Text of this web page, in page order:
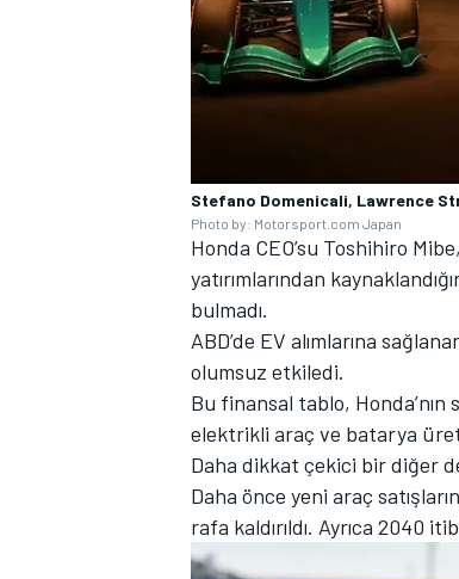
Stefano Domenicali, Lawrence
Photo by: Motorsport.com Japan
Honda CEO’su Toshihiro
yatırımlarından
bulmadı.
ABD’de EV alımlarına
olumsuz etkiledi.
Bu finansal tablo,
elektrikli araç ve batarya
Daha dikkat çekici bir diğer
Daha önce yeni araç
rafa kaldırıldı. Ayrıca 2040